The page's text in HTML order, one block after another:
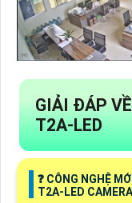
GIẢI ĐÁP
T2A-LED
❓ CÔNG NGHỆ
T2A-LED